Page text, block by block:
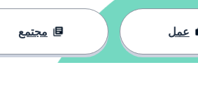
عمل مجتمع